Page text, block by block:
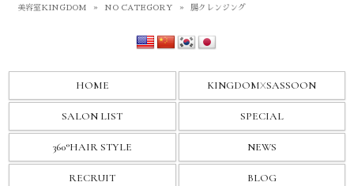
美容室KINGDOM » NO CATEGORY » 腸クレンジング
HOME KINGDOMXSASSOON
SALON LIST SPECIAL
360°HAIR STYLE NEWS
RECRUIT BLOG